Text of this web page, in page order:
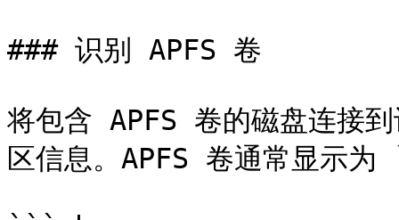
### 识别 APFS 卷
将包含 APFS 卷的磁盘连接
区信息。APFS 卷通常显